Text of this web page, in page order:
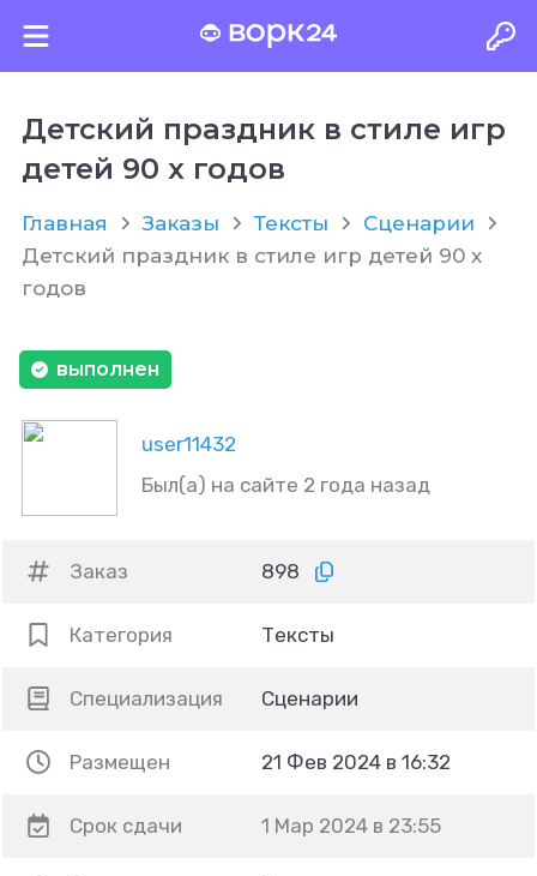
Детский праздник в стиле игр
детей 90 х годов
Главная Заказы Тексты
Сценарии
Детский праздник в стиле игр детей 90 х
годов
user11432
Был(а) на сайте 2 года назад
выполнен
Заказ 898
Категория Тексты
Специализация Сценарии
Размещен 21 Фев 2024 в 16:32
Срок сдачи 1 Мар 2024 в 23:55